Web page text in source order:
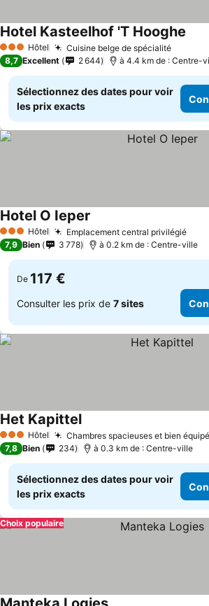
3 ÉtoilesHôtel Cuisine belge de spécialité
Hotel Kasteelhof 'T Hooghe
8,7 Excellent 2 644 à 4.4 km de : Centre-
Sélectionnez des dates pour voir
les prix exacts
3 ÉtoilesHôtel Emplacement central privilégié
Hotel O Ieper
7,9 Bien 3 778 à 0.2 km de : Centre-ville
De 117 €
Consulter les prix de 7 sites
3 ÉtoilesHôtel Chambres spacieuses et bien
Het Kapittel
7,8 Bien 234 à 0.3 km de : Centre-ville
Sélectionnez des dates pour voir
les prix exacts
Choix populaire